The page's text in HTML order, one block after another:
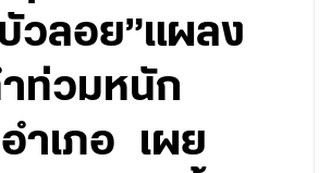
วลอย”แผลง
ท่วมหนัก
ำเภอ เผย